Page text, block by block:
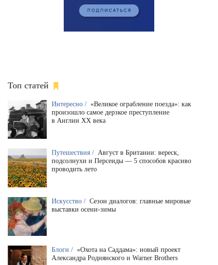
Топ статей
Интересно / «Великое ограбление поезда»: как
произошло самое дерзкое преступление
в Англии XX века
Путешествия / Август в Британии: вереск,
подсолнухи и Персеиды — 5 способов красиво
проводить лето
Искусство / Сезон диалогов: главные мировые
выставки осени-зимы
Блоги / «Охота на Саддама»: новый проект
Александра Роднянского и Warner Brothers